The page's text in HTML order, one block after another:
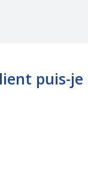
puis-je